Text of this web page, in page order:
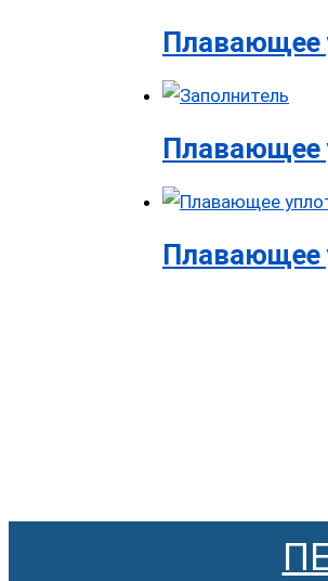
Плавающее
Плавающее
Плавающее